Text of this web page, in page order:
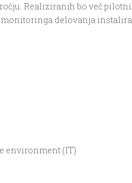
Realiziranih bo več
delovanja
environment (IT)